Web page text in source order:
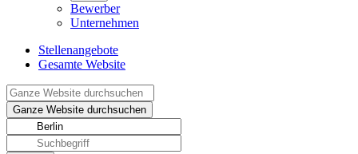
Bewerber
Unternehmen
Stellenangebote
Gesamte Website